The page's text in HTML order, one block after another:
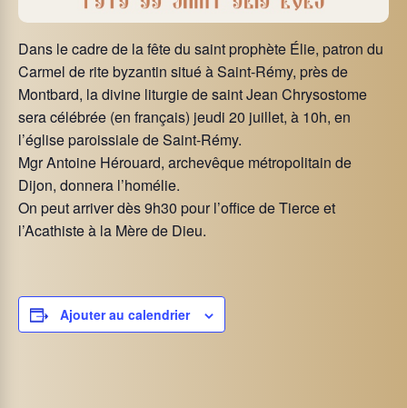
Dans le cadre de la fête du saint prophète Élie, patron du
Carmel de rite byzantin situé à Saint-Rémy, près de
Montbard, la divine liturgie de saint Jean Chrysostome
sera célébrée (en français) jeudi 20 juillet, à 10h, en
l’église paroissiale de Saint-Rémy.
Mgr Antoine Hérouard, archevêque métropolitain de
Dijon, donnera l’homélie.
On peut arriver dès 9h30 pour l’office de Tierce et
l’Acathiste à la Mère de Dieu.
Ajouter au calendrier